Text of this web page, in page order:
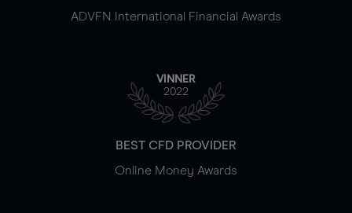
ADVFN International Financial Awards
VINNER
2022
BEST CFD PROVIDER
Online Money Awards